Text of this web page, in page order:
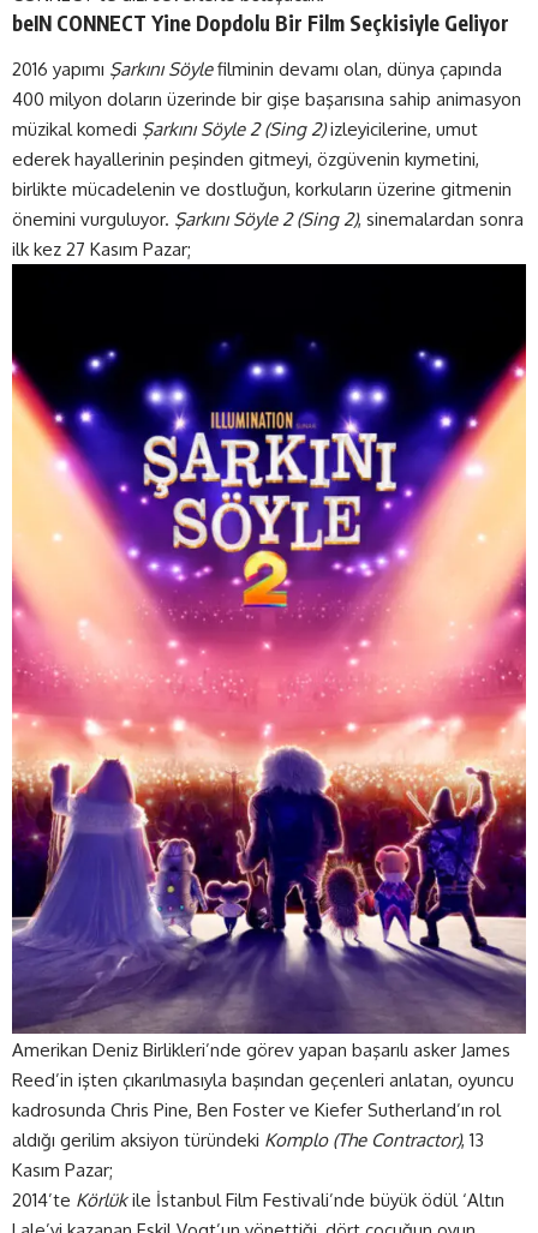
beIN CONNECT Yine Dopdolu Bir Film Seçkisiyle Geliyor
2016 yapımı Şarkını Söylefilminin devamı olan, dünya çapında
400 milyon doların üzerinde bir gişe başarısına sahip animasyon
müzikal komedi Şarkını Söyle 2 (Sing 2)izleyicilerine, umut
ederek hayallerinin peşinden gitmeyi, özgüvenin kıymetini,
birlikte mücadelenin ve dostluğun, korkuların üzerine gitmenin
önemini vurguluyor. Şarkını Söyle 2 (Sing 2), sinemalardan sonra
ilk kez 27 Kasım Pazar;
Amerikan Deniz Birlikleri’nde görev yapan başarılı asker James
Reed’in işten çıkarılmasıyla başından geçenleri anlatan, oyuncu
kadrosunda Chris Pine, Ben Foster ve Kiefer Sutherland’ın rol
aldığı gerilim aksiyon türündeki Komplo (The Contractor), 13
Kasım Pazar;
2014’te Körlükile İstanbul Film Festivali’nde büyük ödül ‘Altın